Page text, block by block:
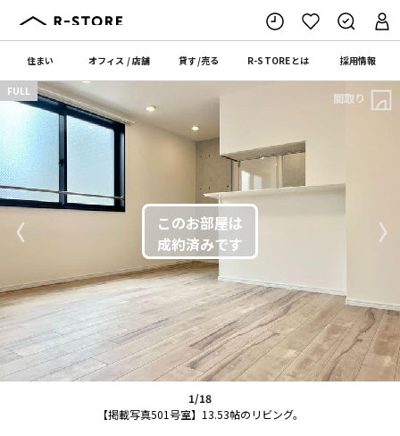
住まい オフィス /店舗 貸す/売る R-STOREとは 採用情報
1/18
【掲載写真501号室】13.53帖のリビング。
〈 〉
FULL 間取り